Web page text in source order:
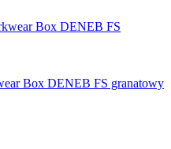
Box DENEB FS granatowy